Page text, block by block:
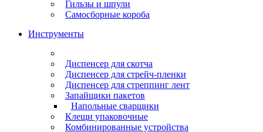
Гильзы и шпули
Самосборные короба
Инструменты
Диспенсер для скотча
Диспенсер для стрейч-пленки
Диспенсер для стреппинг лент
Запайщики пакетов
Напольные сварщики
Клещи упаковочные
Комбинированные устройства